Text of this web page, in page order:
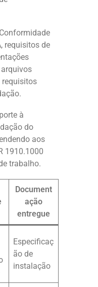
Conformidade
requisitos de
requisitos
à
do
aos
1910.1000
trabalho.
Document
ação
entregue
Especificaç
ão de
instalação